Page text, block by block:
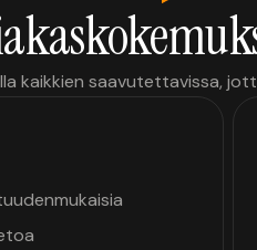
kaikkien saavutettavissa,